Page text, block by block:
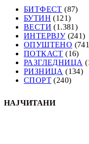
БИТФЕСТ (87)
БУТИН (121)
ВЕСТИ (1.381)
ИНТЕРВЈУ(241)
ОПУШТЕНО
ПОТКАСТ (16)
РАЗГЛЕДНИЦА
РИЗНИЦА (134)
СПОРТ (240)
НАЈЧИТАНИ